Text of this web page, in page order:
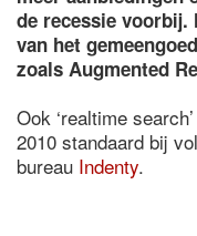
de recessie voorbij.
van het
zoals Augmented
Ook ‘realtime
2010 standaard bij
bureau Indenty.